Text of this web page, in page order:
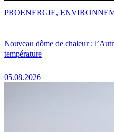
Nouveau dôme de chaleur :
température
05.08.2026
PROENERGIE,